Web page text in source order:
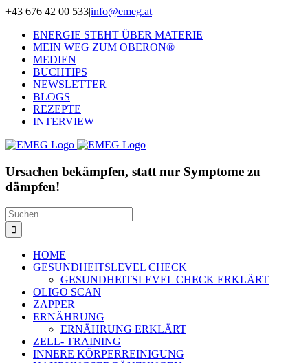
Zum
springen
+43 676 42 00 533|info@emeg.at
ENERGIE STEHT ÜBER MATERIE
MEIN WEG ZUM OBERON®
MEDIEN
BUCHTIPS
NEWSLETTER
BLOGS
REZEPTE
INTERVIEW
Ursachen bekämpfen, statt nur Symptome zu
dämpfen!
Suche
nach:
HOME
GESUNDHEITSLEVEL CHECK
GESUNDHEITSLEVEL CHECK ERKLÄRT
OLIGO SCAN
ZAPPER
ERNÄHRUNG
ERNÄHRUNG ERKLÄRT
ZELL- TRAINING
INNERE KÖRPERREINIGUNG